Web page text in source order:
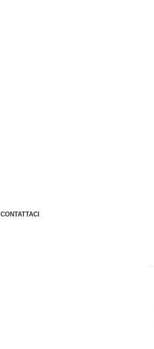
CONTATTACI